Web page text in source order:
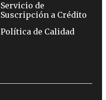
Servicio de
Suscripción a Crédito
Política de Calidad